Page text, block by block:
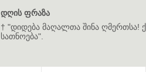
დღის ფრაზა
† "დიდება მაღალთა შინა ღმერთსა!
სათნოება".